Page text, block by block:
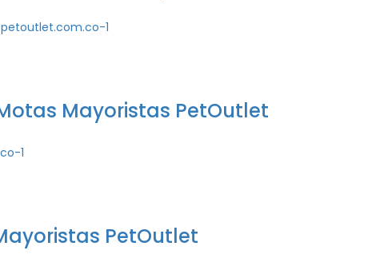
Mayoristas PetOutlet
PetOutlet